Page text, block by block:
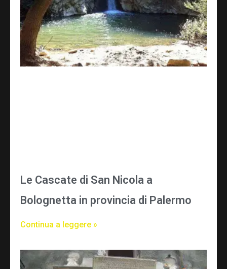
Le Cascate di San Nicola a
Bolognetta in provincia di Palermo
Continua a leggere »